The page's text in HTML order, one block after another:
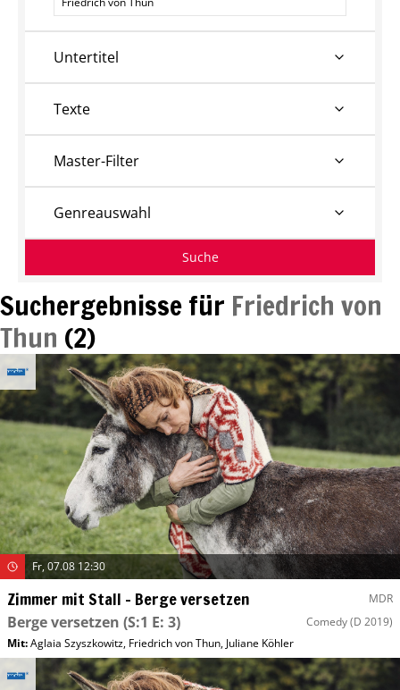
Suchergebnisse für Friedrich von
Thun (2)
Fr, 07.08 12:30
Zimmer mit Stall – Berge versetzen MDR
Berge versetzen (S:1 E: 3) Comedy(D 2019)
Mit:Aglaia Szyszkowitz, Friedrich von Thun, Juliane Köhler
Untertitel
Texte
Master-Filter
Genreauswahl
Suche